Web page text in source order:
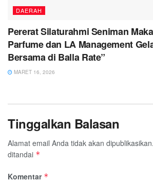
DAERAH
Pererat Silaturahmi Seniman
Parfume dan LA Management
Bersama di Balla Rate”
MARET 16, 2026
Tinggalkan Balasan
Alamat email Anda tidak akan dipublikasikan.
ditandai *
Komentar *